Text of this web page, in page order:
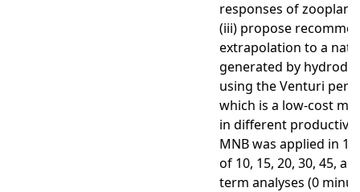
responses of
(iii) propose
extrapolation to a
generated by
using the Venturi
which is a low-cost
in different productive
MNB was applied in
of 10, 15, 20, 30, 45,
term analyses (0